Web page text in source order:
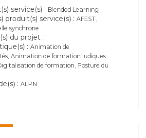
service(s) : Blended Learning
produit(s) service(s) : AFEST,
synchrone
du projet :
: Animation de
Animation de formation ludiques
de formation, Posture du
: ALPN